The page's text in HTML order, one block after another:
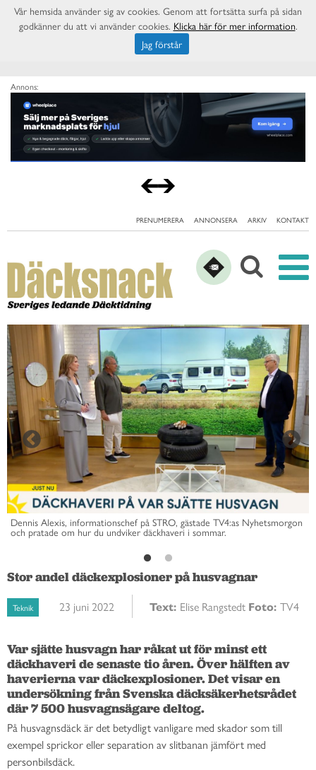
Annons:
PRENUMERERA ANNONSERA ARKIV KONTAKT
Dennis Alexis, informationschef på STRO, gästade TV4:as Nyhetsmorgon
och pratade om hur du undviker däckhaveri i sommar.
Stor andel däckexplosioner på husvagnar
Teknik 23 juni 2022 Text: Elise Rangstedt Foto: TV4
Var sjätte husvagn har råkat ut för minst ett
däckhaveri de senaste tio åren. Över hälften av
haverierna var däckexplosioner. Det visar en
undersökning från Svenska däcksäkerhetsrådet
där 7 500 husvagnsägare deltog.
På husvagnsdäck är det betydligt vanligare med skador som till
exempel sprickor eller separation av slitbanan jämfört med
personbilsdäck.
Vår hemsida använder sig av cookies. Genom att fortsätta surfa på sidan
godkänner du att vi använder cookies. Klicka här för mer information.
Jag förstår